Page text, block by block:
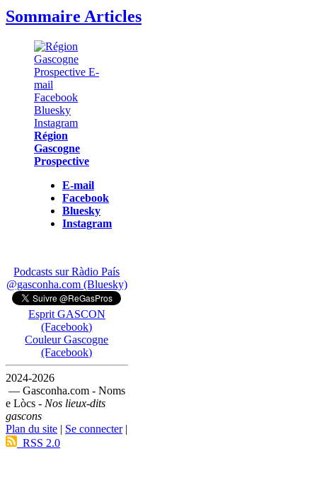
Sommaire Articles
Région
Gascogne
Prospective
E-mail
Facebook
Bluesky
Instagram
Podcasts sur Ràdio País
@gasconha.com (Bluesky)
Esprit GASCON
(Facebook)
Couleur Gascogne
(Facebook)
2024-2026
— Gasconha.com - Noms
e Lòcs - Nos lieux-dits
gascons
Plan du site | Se connecter|
RSS 2.0